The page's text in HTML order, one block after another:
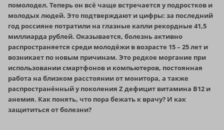
помолодел. Теперь он всё чаще встречается у подростков и
молодых людей. Это подтверждают и цифры: за последний
год россияне потратили на глазные капли рекордные 41,5
миллиарда рублей. Оказывается, болезнь активно
распространяется среди молодёжи в возрасте 15 – 25 лет и
возникает по новым причинам. Это редкое моргание при
использовании смартфонов и компьютеров, постоянная
работа на близком расстоянии от монитора, а также
распространённый у поколения Z дефицит витамина B12 и
анемия. Как понять, что пора бежать к врачу? И как
защититься от болезни?